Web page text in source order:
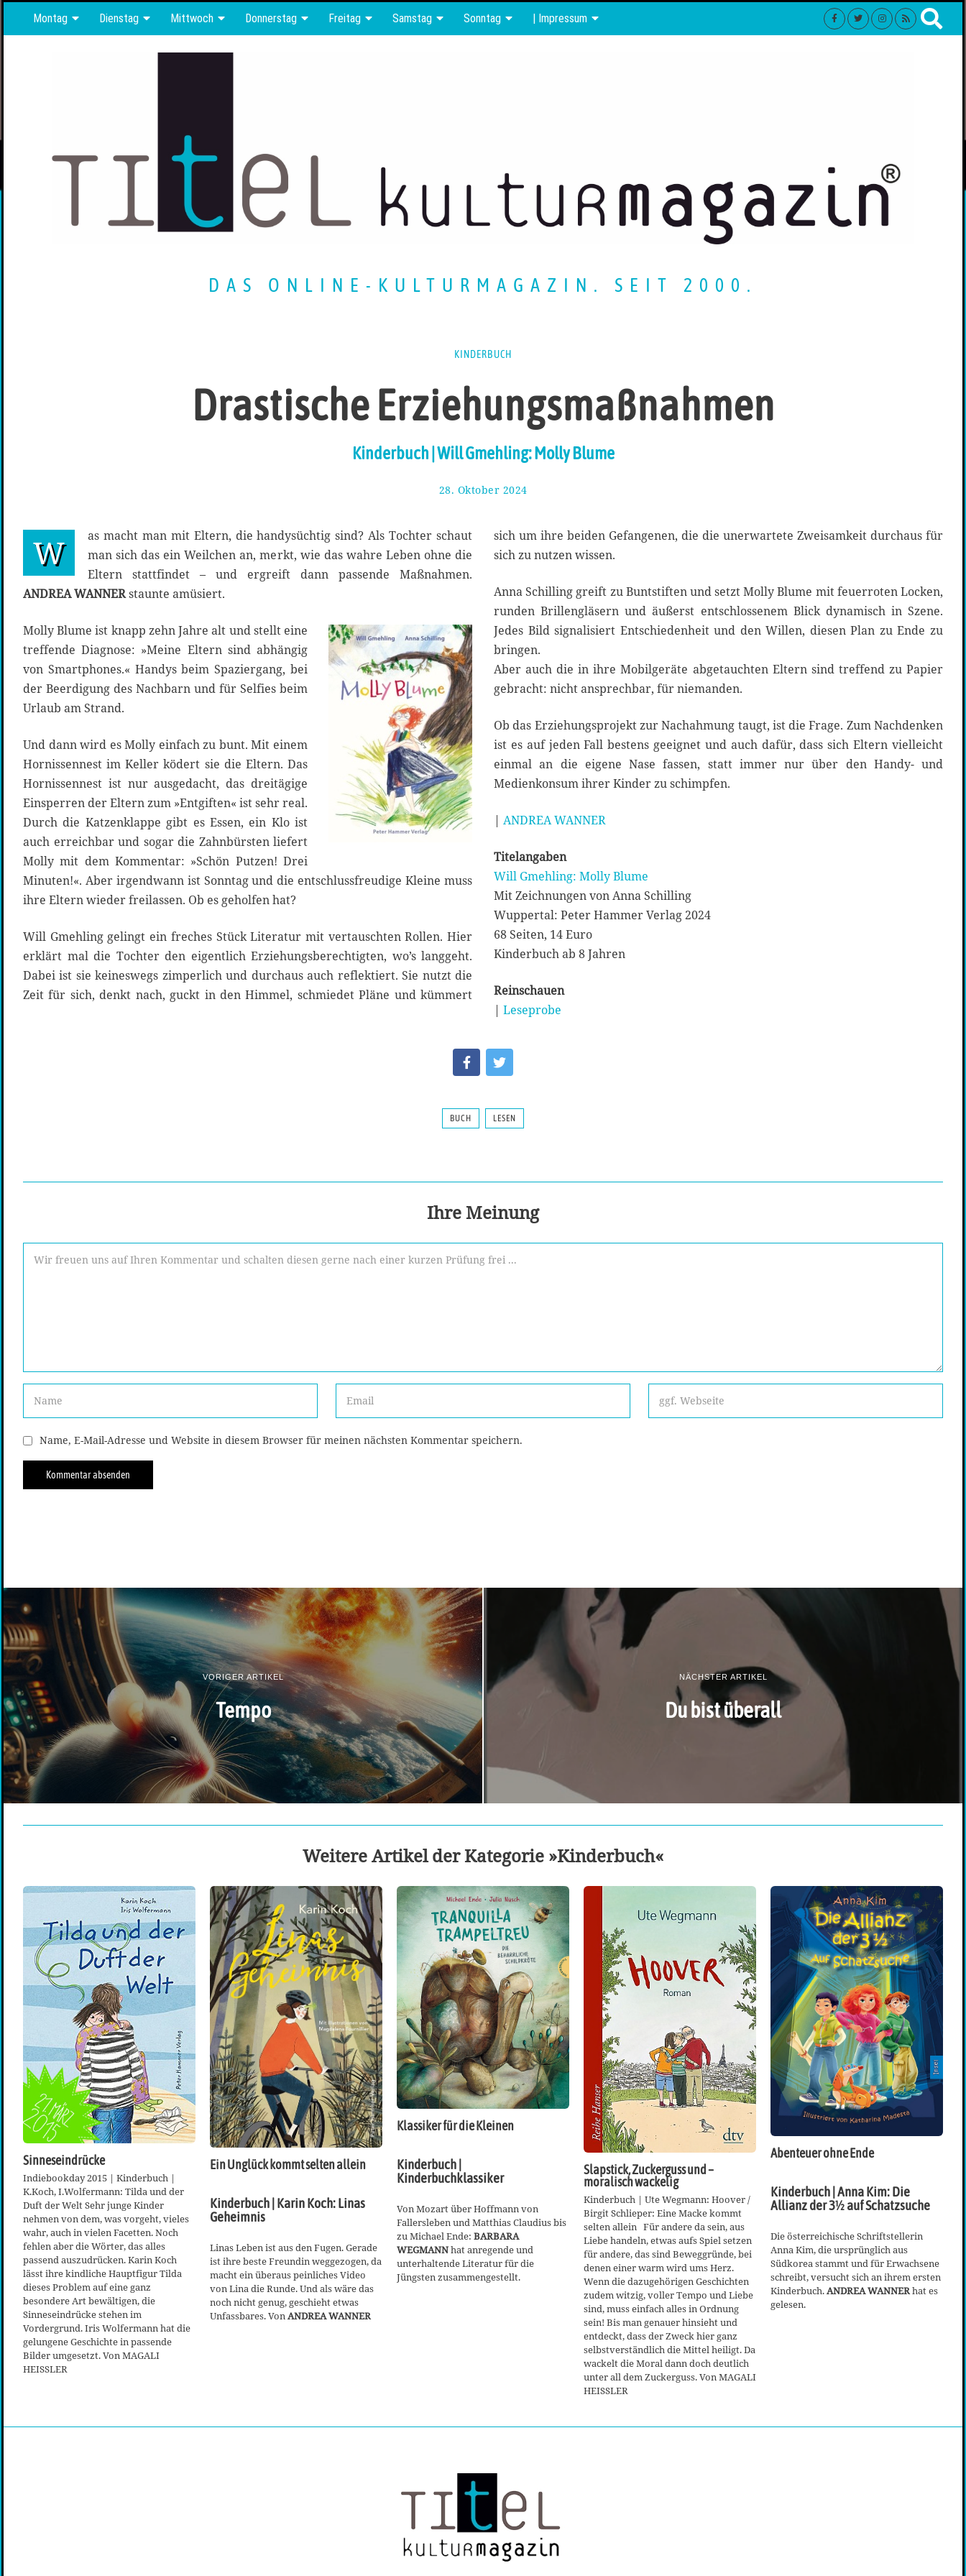
Montag Dienstag Mittwoch Donnerstag Freitag Samstag Sonntag | Impressum
DAS ONLINE-KULTURMAGAZIN. SEIT 2000.
KINDERBUCH
Drastische Erziehungsmaßnahmen
Kinderbuch | Will Gmehling: Molly Blume
28. Oktober 2024
o
e
b
r
2
0
4
W
as macht man mit Eltern, die handysüchtig sind? Als Tochter schaut
man sich das ein Weilchen an, merkt, wie das wahre Leben ohne die
Eltern stattfindet – und ergreift dann passende Maßnahmen.
ANDREA WANNERstaunte amüsiert.
Molly Blume ist knapp zehn Jahre alt und stellt eine
treffende Diagnose: »Meine Eltern sind abhängig
von Smartphones.« Handys beim Spaziergang, bei
der Beerdigung des Nachbarn und für Selfies beim
Urlaub am Strand.
Und dann wird es Molly einfach zu bunt. Mit einem
Hornissennest im Keller ködert sie die Eltern. Das
Hornissennest ist nur ausgedacht, das dreitägige
Einsperren der Eltern zum »Entgiften« ist sehr real.
Durch die Katzenklappe gibt es Essen, ein Klo ist
auch erreichbar und sogar die Zahnbürsten liefert
Molly mit dem Kommentar: »Schön Putzen! Drei
Minuten!«. Aber irgendwann ist Sonntag und die entschlussfreudige Kleine muss
ihre Eltern wieder freilassen. Ob es geholfen hat?
Will Gmehling gelingt ein freches Stück Literatur mit vertauschten Rollen. Hier
erklärt mal die Tochter den eigentlich Erziehungsberechtigten, wo’s langgeht.
Dabei ist sie keineswegs zimperlich und durchaus auch reflektiert. Sie nutzt die
Zeit für sich, denkt nach, guckt in den Himmel, schmiedet Pläne und kümmert
sich um ihre beiden Gefangenen, die die unerwartete Zweisamkeit durchaus für
sich zu nutzen wissen.
Anna Schilling greift zu Buntstiften und setzt Molly Blume mit feuerroten Locken,
runden Brillengläsern und äußerst entschlossenem Blick dynamisch in Szene.
Jedes Bild signalisiert Entschiedenheit und den Willen, diesen Plan zu Ende zu
bringen.
Aber auch die in ihre Mobilgeräte abgetauchten Eltern sind treffend zu Papier
gebracht: nicht ansprechbar, für niemanden.
Ob das Erziehungsprojekt zur Nachahmung taugt, ist die Frage. Zum Nachdenken
ist es auf jeden Fall bestens geeignet und auch dafür, dass sich Eltern vielleicht
einmal an die eigene Nase fassen, statt immer nur über den Handy- und
Medienkonsum ihrer Kinder zu schimpfen.
| ANDREA WANNER
Titelangaben
Will Gmehling: Molly Blume
Mit Zeichnungen von Anna Schilling
Wuppertal: Peter Hammer Verlag 2024
68 Seiten, 14 Euro
Kinderbuch ab 8 Jahren
Reinschauen
| Leseprobe
BUCH LESEN
Ihre Meinung
Name, E-Mail-Adresse und Website in diesem Browser für meinen nächsten Kommentar speichern.
VORIGER ARTIKEL
Tempo
NÄCHSTER ARTIKEL
Du bist überall
Weitere Artikel der Kategorie »Kinderbuch«
Sinneseindrücke
Indiebookday 2015 | Kinderbuch |
K.Koch, I.Wolfermann: Tilda und der
Duft der Welt Sehr junge Kinder
nehmen von dem, was vorgeht, vieles
wahr, auch in vielen Facetten. Noch
fehlen aber die Wörter, das alles
passend auszudrücken. Karin Koch
lässt ihre kindliche Hauptfigur Tilda
dieses Problem auf eine ganz
besondere Art bewältigen, die
Sinneseindrücke stehen im
Vordergrund. Iris Wolfermann hat die
gelungene Geschichte in passende
Bilder umgesetzt. Von MAGALI
HEISSLER
Ein Unglück kommt selten allein
Kinderbuch | Karin Koch: Linas
Geheimnis
Linas Leben ist aus den Fugen. Gerade
ist ihre beste Freundin weggezogen, da
macht ein überaus peinliches Video
von Lina die Runde. Und als wäre das
noch nicht genug, geschieht etwas
Unfassbares. VonANDREA WANNER
Klassiker für die Kleinen
Kinderbuch |
Kinderbuchklassiker
Von Mozart über Hoffmann von
Fallersleben und Matthias Claudius bis
zu Michael Ende: BARBARA
WEGMANNhat anregende und
unterhaltende Literatur für die
Jüngsten zusammengestellt.
Slapstick, Zuckerguss und –
moralisch wackelig
Kinderbuch | Ute Wegmann: Hoover /
Birgit Schlieper: Eine Macke kommt
selten allein Für andere da sein, aus
Liebe handeln, etwas aufs Spiel setzen
für andere, das sind Beweggründe, bei
denen einer warm wird ums Herz.
Wenn die dazugehörigen Geschichten
zudem witzig, voller Tempo und Liebe
sind, muss einfach alles in Ordnung
sein! Bis man genauer hinsieht und
entdeckt, dass der Zweck hier ganz
selbstverständlich die Mittel heiligt. Da
wackelt die Moral dann doch deutlich
unter all dem Zuckerguss. Von MAGALI
HEISSLER
Abenteuer ohne Ende
Kinderbuch | Anna Kim: Die
Allianz der 3½ auf Schatzsuche
Die österreichische Schriftstellerin
Anna Kim, die ursprünglich aus
Südkorea stammt und für Erwachsene
schreibt, versucht sich an ihrem ersten
Kinderbuch.ANDREA WANNERhat es
gelesen.